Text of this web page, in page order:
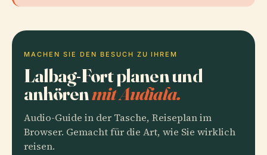
MACHEN SIE DEN BESUCH ZU IHREM
Lalbag-Fort planen und
anhörenmit Audiala.
Audio-Guide in der Tasche, Reiseplan im
Browser. Gemacht für die Art, wie Sie wirklich
reisen.